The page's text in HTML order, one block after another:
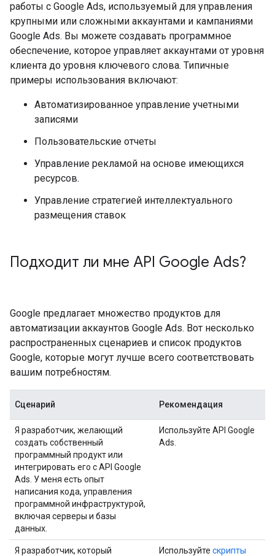
работы с Google Ads, используемый для управления
крупными или сложными аккаунтами и кампаниями
Google Ads. Вы можете создавать программное
обеспечение, которое управляет аккаунтами от уровня
клиента до уровня ключевого слова. Типичные
примеры использования включают:
Автоматизированное управление учетными
записями
Пользовательские отчеты
Управление рекламой на основе имеющихся
ресурсов.
Управление стратегией интеллектуального
размещения ставок
Подходит ли мне API Google Ads?
Google предлагает множество продуктов для
автоматизации аккаунтов Google Ads. Вот несколько
распространенных сценариев и список продуктов
Google, которые могут лучше всего соответствовать
вашим потребностям.
Сценарий Рекомендация
Я разработчик, желающий
создать собственный
программный продукт или
интегрировать его с API Google
Ads. У меня есть опыт
написания кода, управления
программной инфраструктурой,
включая серверы и базы
данных.
Используйте API Google
Ads.
Я разработчик, который
Используйте скрипты